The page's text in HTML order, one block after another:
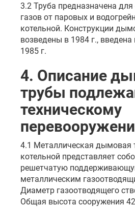
3.2 Труба предназначена
газов от паровых и
котельной. Конструкции
возведены в 1984 г.,
1985 г.
4. Описание
трубы
техническому
4.1 Металлическая дымовая
котельной представляет
решетчатую
металлическим
Диаметр газоотводящего
Общая высота сооружения